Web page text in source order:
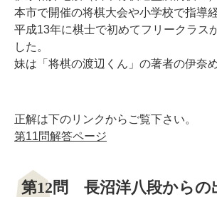
本市で開催の将棋大会や小学校で指導
平成13年に棋士で初めてフリークラス
した。
妹は「将棋の渡辺くん」の著者の伊奈め
正解は下のリンクからご覧下さい。
第11問解答ページ
第12問 長沼洋八段からの